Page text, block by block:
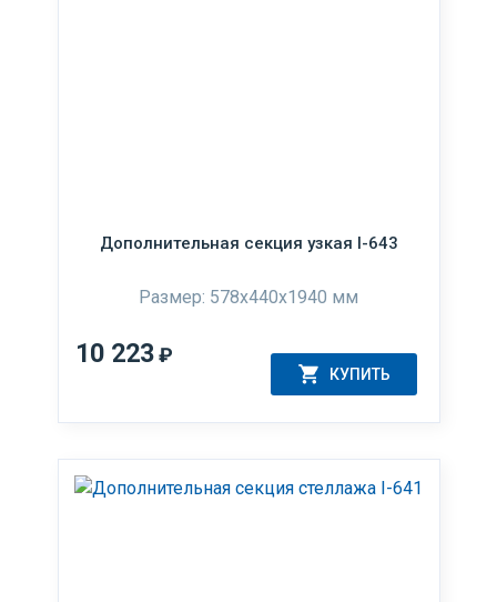
Дополнительная секция узкая I-643
Размер: 578x440x1940 мм
10 223₽
КУПИТЬ